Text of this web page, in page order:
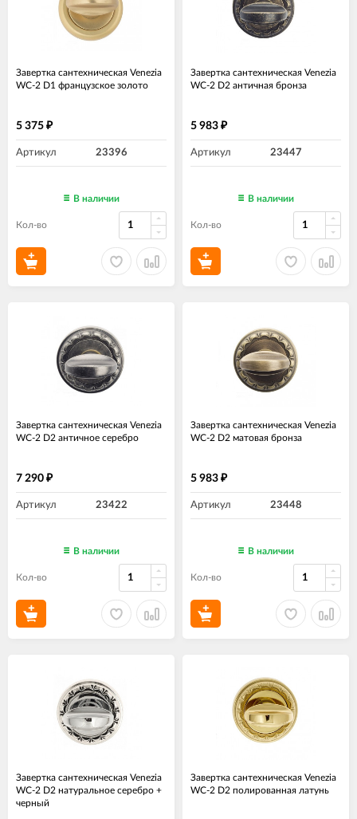
Завертка сантехническая Venezia
WC-2 D1 французское золото
5 375 ₽
Артикул 23396
В наличии
Кол-во
Завертка сантехническая Venezia
WC-2 D2 античная бронза
5 983 ₽
Артикул 23447
В наличии
Кол-во
Завертка сантехническая Venezia
WC-2 D2 античное серебро
7 290 ₽
Артикул 23422
В наличии
Кол-во
Завертка сантехническая Venezia
WC-2 D2 матовая бронза
5 983 ₽
Артикул 23448
В наличии
Кол-во
Завертка сантехническая Venezia
WC-2 D2 натуральное серебро +
черный
Завертка сантехническая Venezia
WC-2 D2 полированная латунь